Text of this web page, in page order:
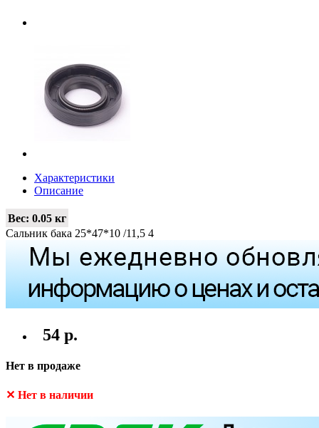
Характеристики
Описание
Вес: 0.05 кг
Сальник бака 25*47*10 /11,5 4
54 р.
Нет в продаже
✕ Нет в наличии